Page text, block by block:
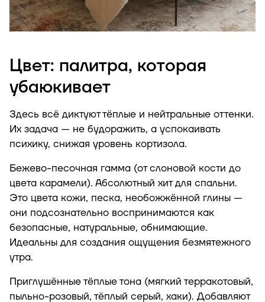
Цвет: палитра, которая
убаюкивает
Здесь всё диктуют тёплые и нейтральные оттенки.
Их задача — не будоражить, а успокаивать
психику, снижая уровень кортизола.
Бежево-песочная гамма (от слоновой кости до
цвета карамели). Абсолютный хит для спальни.
Это цвета кожи, песка, необожжённой глины —
они подсознательно воспринимаются как
безопасные, натуральные, обнимающие.
Идеальны для создания ощущения безмятежного
утра.
Приглушённые тёплые тона (мягкий терракотовый,
пыльно-розовый, тёплый серый, хаки). Добавляют